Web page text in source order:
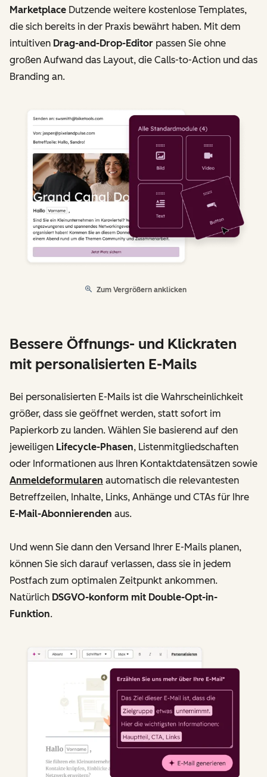
Marketplace Dutzende weitere kostenlose Templates,
die sich bereits in der Praxis bewährt haben. Mit dem
intuitiven Drag-and-Drop-Editor passen Sie ohne
großen Aufwand das Layout, die Calls-to-Action und das
Branding an.
Zum Vergrößern anklicken
Bessere Öffnungs- und Klickraten
mit personalisierten E-Mails
Bei personalisierten E-Mails ist die Wahrscheinlichkeit
größer, dass sie geöffnet werden, statt sofort im
Papierkorb zu landen. Wählen Sie basierend auf den
jeweiligen Lifecycle-Phasen, Listenmitgliedschaften
oder Informationen aus Ihren Kontaktdatensätzen sowie
Anmeldeformularen automatisch die relevantesten
Betreffzeilen, Inhalte, Links, Anhänge und CTAs für Ihre
E-Mail-Abonnierenden aus.
Und wenn Sie dann den Versand Ihrer E-Mails planen,
können Sie sich darauf verlassen, dass sie in jedem
Postfach zum optimalen Zeitpunkt ankommen.
Natürlich DSGVO-konform mit Double-Opt-in-
Funktion.